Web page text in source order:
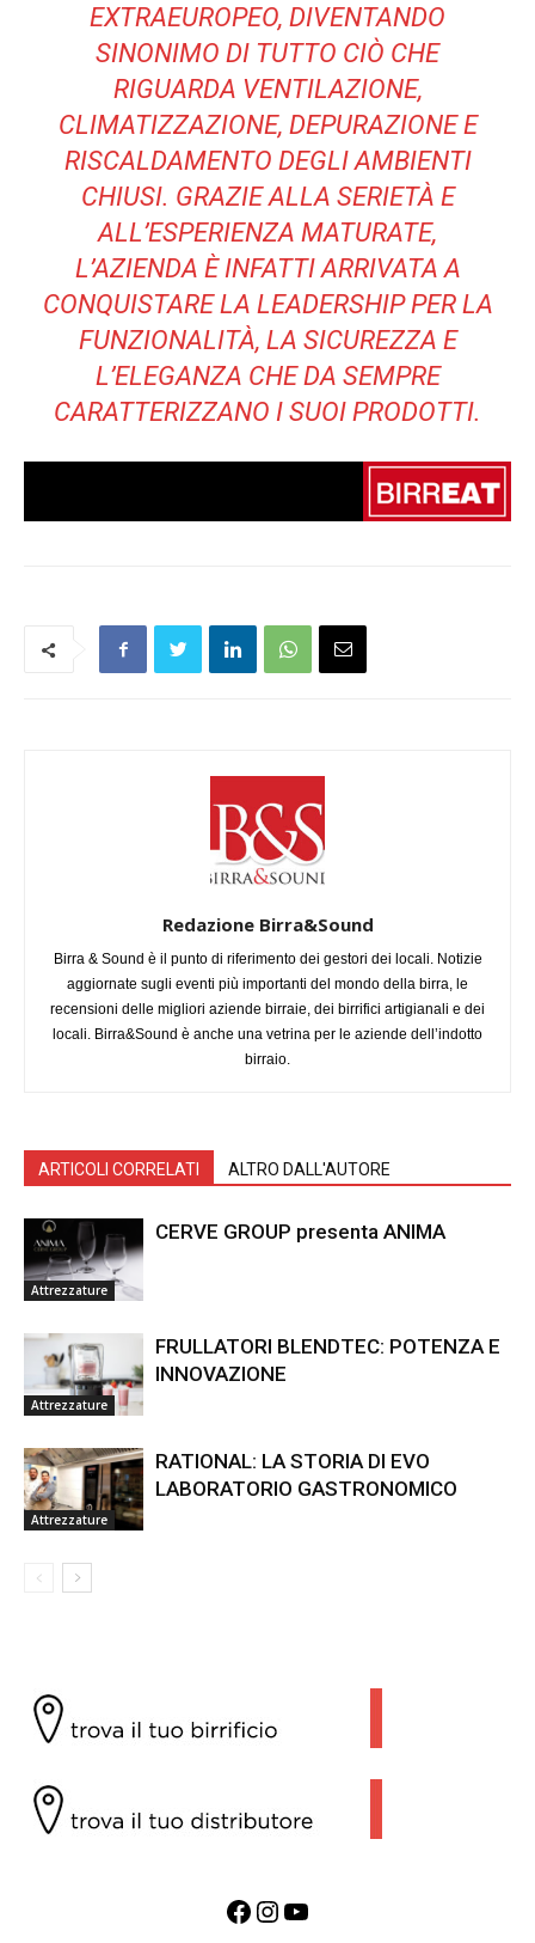
EXTRAEUROPEO, DIVENTANDO
SINONIMO DI TUTTO CIÒ CHE
RIGUARDA VENTILAZIONE,
CLIMATIZZAZIONE, DEPURAZIONE E
RISCALDAMENTO DEGLI AMBIENTI
CHIUSI. GRAZIE ALLA SERIETÀ E
ALL’ESPERIENZA MATURATE,
L’AZIENDA È INFATTI ARRIVATA A
CONQUISTARE LA LEADERSHIP PER LA
FUNZIONALITÀ, LA SICUREZZA E
L’ELEGANZA CHE DA SEMPRE
CARATTERIZZANO I SUOI PRODOTTI.
Redazione Birra&Sound
Birra & Sound è il punto di riferimento dei gestori dei locali. Notizie
aggiornate sugli eventi più importanti del mondo della birra, le
recensioni delle migliori aziende birraie, dei birrifici artigianali e dei
locali. Birra&Sound è anche una vetrina per le aziende dell’indotto
birraio.
ARTICOLI CORRELATI ALTRO DALL'AUTORE
Attrezzature
CERVE GROUP presenta ANIMA
Attrezzature
FRULLATORI BLENDTEC: POTENZA E
INNOVAZIONE
Attrezzature
RATIONAL: LA STORIA DI EVO
LABORATORIO GASTRONOMICO
Facebook InstagramYouTube